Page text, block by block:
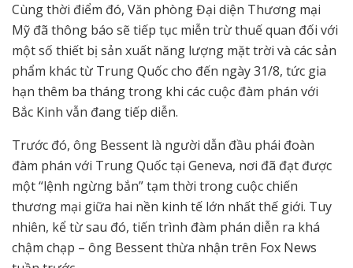
Cùng thời điểm đó, Văn phòng Đại diện Thương mại
Mỹ đã thông báo sẽ tiếp tục miễn trừ thuế quan đối với
một số thiết bị sản xuất năng lượng mặt trời và các sản
phẩm khác từ Trung Quốc cho đến ngày 31/8, tức gia
hạn thêm ba tháng trong khi các cuộc đàm phán với
Bắc Kinh vẫn đang tiếp diễn.
Trước đó, ông Bessent là người dẫn đầu phái đoàn
đàm phán với Trung Quốc tại Geneva, nơi đã đạt được
một “lệnh ngừng bắn” tạm thời trong cuộc chiến
thương mại giữa hai nền kinh tế lớn nhất thế giới. Tuy
nhiên, kể từ sau đó, tiến trình đàm phán diễn ra khá
chậm chạp – ông Bessent thừa nhận trên Fox News